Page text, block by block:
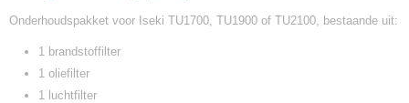
Onderhoudspakket voor Iseki TU1700, TU1900 of TU2100, bestaande uit:
1 brandstoffilter
1 oliefilter
1 luchtfilter